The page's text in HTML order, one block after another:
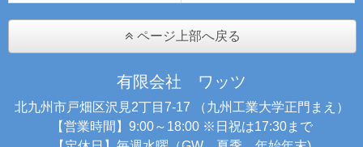
ページ上部へ戻る
有限会社 ワッツ
北九州市戸畑区沢見2丁目7-17 （九州工業大学正門まえ）
【営業時間】9:00～18:00 ※日祝は17:30まで